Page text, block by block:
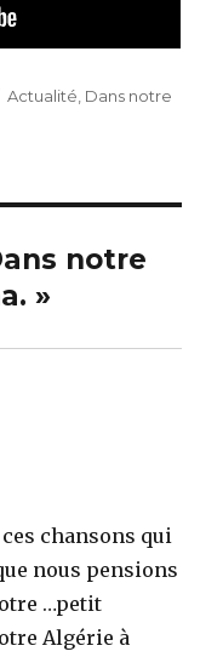
Catégories
Actualité Dans notre
notre
»
chansons qui
nous pensions
…petit
Algérie à